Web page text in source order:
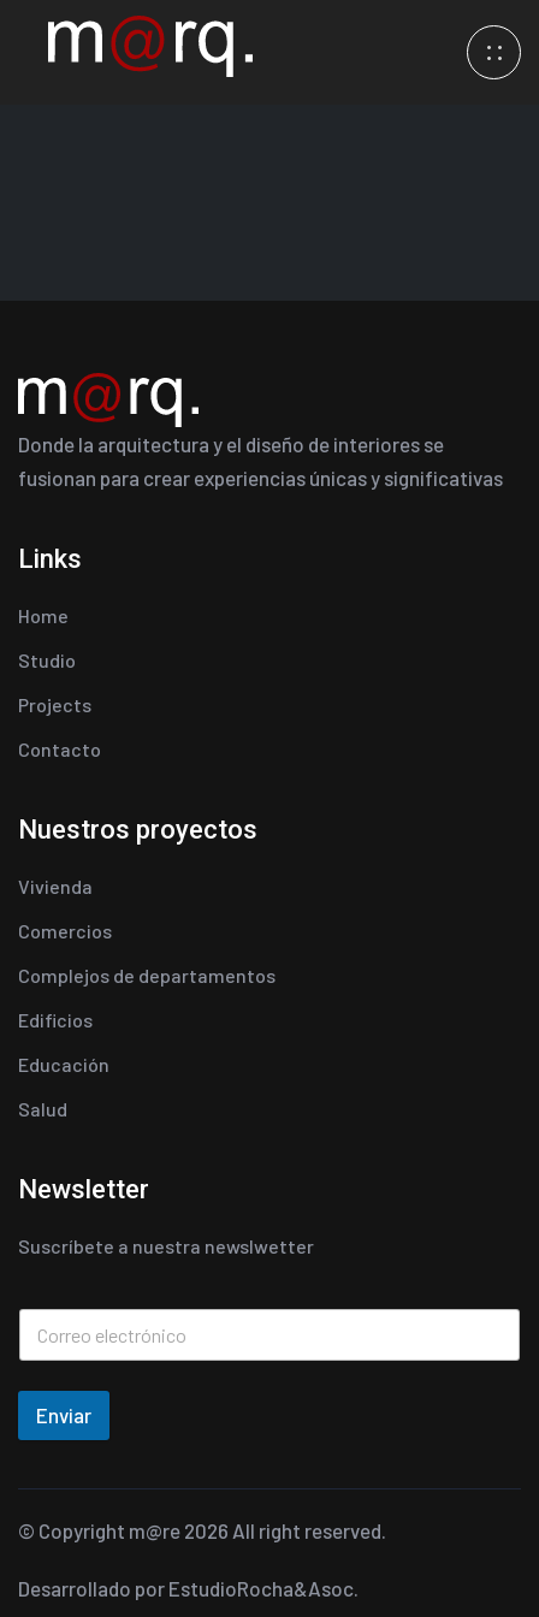
Donde la arquitectura y el diseño de interiores se
fusionan para crear experiencias únicas y significativas
Links
Home
Studio
Projects
Contacto
Nuestros proyectos
Vivienda
Comercios
Complejos de departamentos
Edificios
Educación
Salud
Newsletter
Suscríbete a nuestra newslwetter
Enviar
© Copyright m@re 2026 All right reserved.
Desarrollado por EstudioRocha&Asoc.